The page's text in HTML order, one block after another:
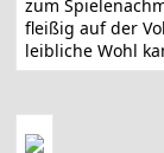
zum
fleißig auf der
leibliche Wohl